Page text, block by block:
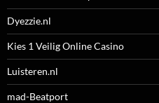
Dyezzie.nl
Kies 1 Veilig Online Casino
Luisteren.nl
mad-Beatport